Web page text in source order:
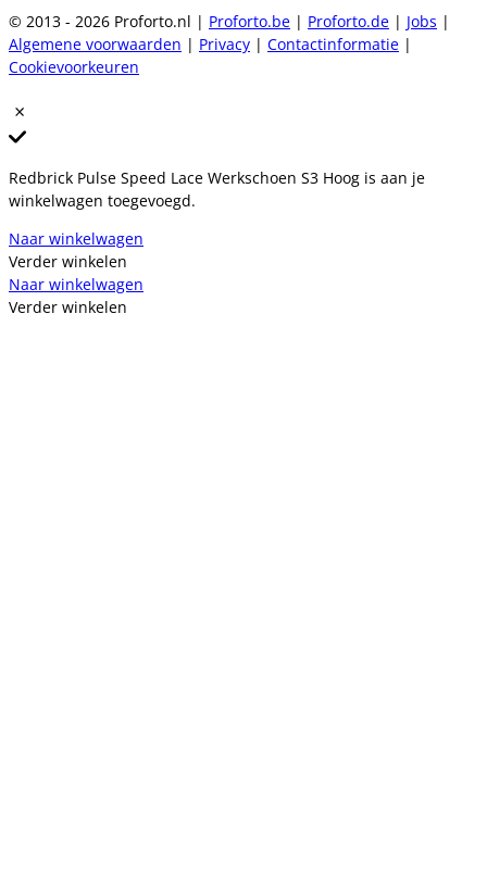
© 2013 - 2026 Proforto.nl | Proforto.be | Proforto.de | Jobs |
Algemene voorwaarden | Privacy | Contactinformatie |
Cookievoorkeuren
Redbrick Pulse Speed Lace Werkschoen S3 Hoog is aan je
winkelwagen toegevoegd.
Naar winkelwagen
Verder winkelen
Naar winkelwagen
Verder winkelen